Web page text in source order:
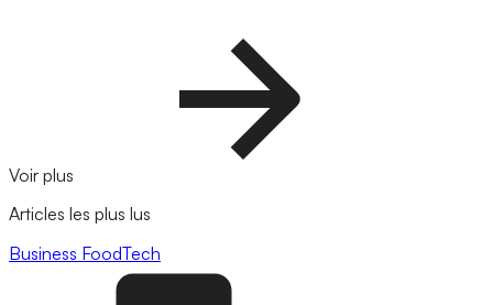
Voir plus
Articles les plus lus
Business FoodTech